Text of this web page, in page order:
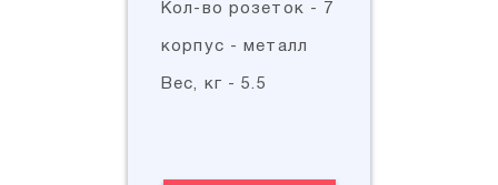
Кол-во розеток - 7
корпус - металл
Вес, кг - 5.5